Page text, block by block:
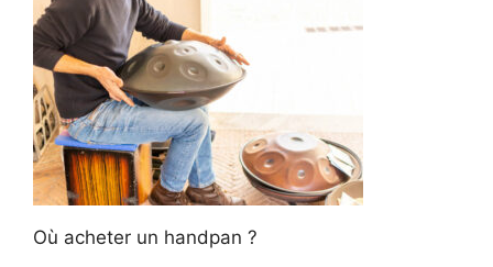
Où acheter un handpan ?